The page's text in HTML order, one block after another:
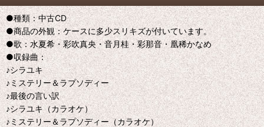
●種類：中古CD
●商品の外観：ケースに多少スリキズが付いています。
●歌：水夏希・彩吹真央・音月桂・彩那音・凰稀かなめ
●収録曲：
♪シラユキ
♪ミステリー＆ラプソディー
♪最後の言い訳
♪シラユキ（カラオケ）
♪ミステリー＆ラプソディー（カラオケ）